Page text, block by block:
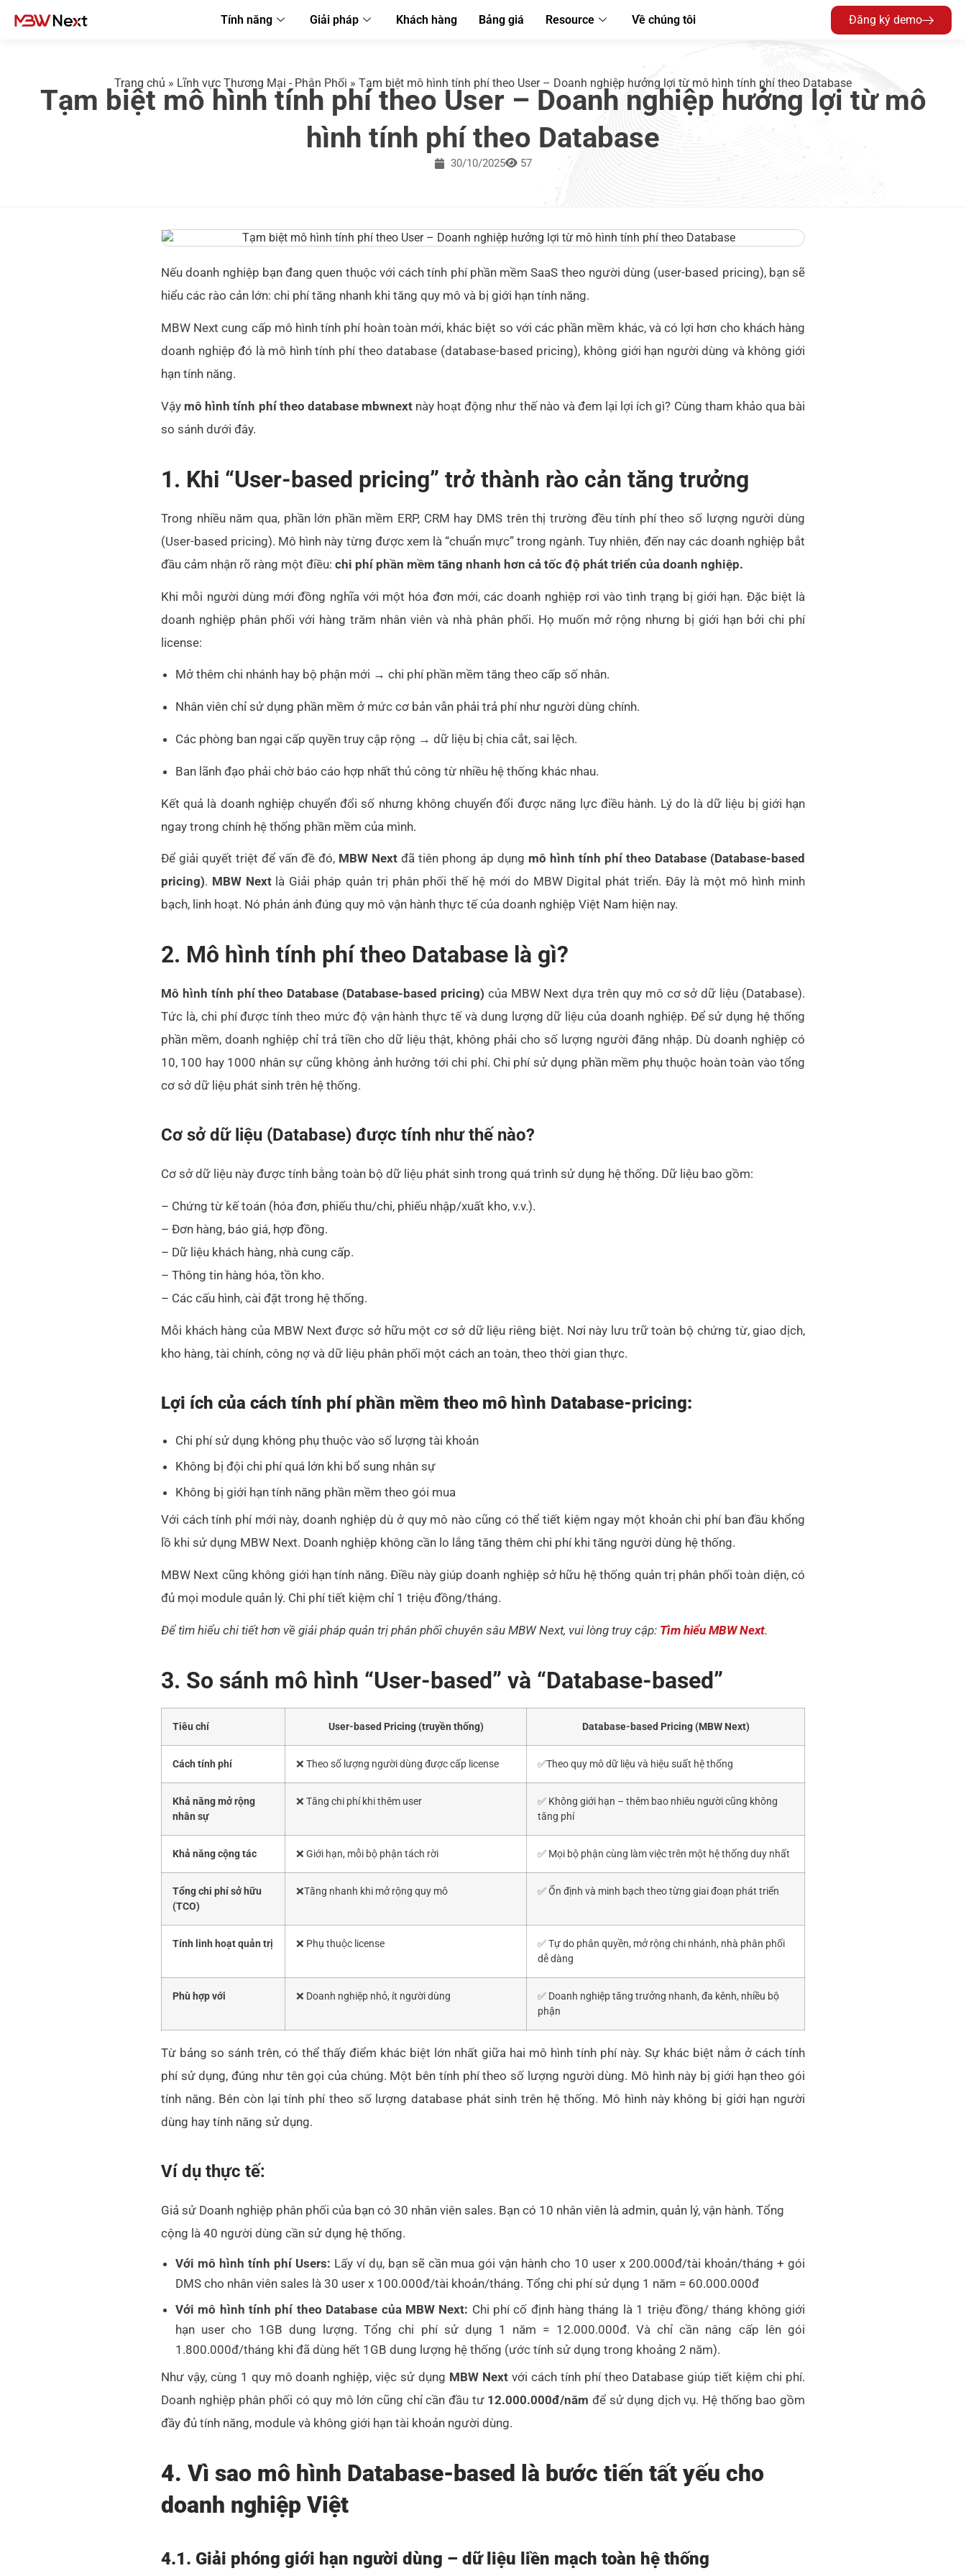
Tính năng Giải pháp Khách hàng Bảng giá Resource Về chúng tôi Đăng ký demo
Trang chủ » Lĩnh vực Thương Mại - Phân Phối » Tạm biệt mô hình tính phí theo User – Doanh nghiệp hưởng lợi từ mô hình tính phí theo Database
Tạm biệt mô hình tính phí theo User – Doanh nghiệp hưởng lợi từ mô
hình tính phí theo Database
30/10/2025 57
Nếu doanh nghiệp bạn đang quen thuộc với cách tính phí phần mềm SaaS theo người dùng (user-based pricing), bạn sẽ
hiểu các rào cản lớn: chi phí tăng nhanh khi tăng quy mô và bị giới hạn tính năng.
MBW Next cung cấp mô hình tính phí hoàn toàn mới, khác biệt so với các phần mềm khác, và có lợi hơn cho khách hàng
doanh nghiệp đó là mô hình tính phí theo database (database-based pricing), không giới hạn người dùng và không giới
hạn tính năng.
Vậy mô hình tính phí theo database mbwnextnày hoạt động như thế nào và đem lại lợi ích gì? Cùng tham khảo qua bài
so sánh dưới đây.
1. Khi “User-based pricing” trở thành rào cản tăng trưởng
Trong nhiều năm qua, phần lớn phần mềm ERP, CRM hay DMS trên thị trường đều tính phí theo số lượng người dùng
(User-based pricing). Mô hình này từng được xem là “chuẩn mực” trong ngành. Tuy nhiên, đến nay các doanh nghiệp bắt
đầu cảm nhận rõ ràng một điều: chi phí phần mềm tăng nhanh hơn cả tốc độ phát triển của doanh nghiệp.
Khi mỗi người dùng mới đồng nghĩa với một hóa đơn mới, các doanh nghiệp rơi vào tình trạng bị giới hạn. Đặc biệt là
doanh nghiệp phân phối với hàng trăm nhân viên và nhà phân phối. Họ muốn mở rộng nhưng bị giới hạn bởi chi phí
license:
Mở thêm chi nhánh hay bộ phận mới → chi phí phần mềm tăng theo cấp số nhân.
Nhân viên chỉ sử dụng phần mềm ở mức cơ bản vẫn phải trả phí như người dùng chính.
Các phòng ban ngại cấp quyền truy cập rộng → dữ liệu bị chia cắt, sai lệch.
Ban lãnh đạo phải chờ báo cáo hợp nhất thủ công từ nhiều hệ thống khác nhau.
Kết quả là doanh nghiệp chuyển đổi số nhưng không chuyển đổi được năng lực điều hành. Lý do là dữ liệu bị giới hạn
ngay trong chính hệ thống phần mềm của mình.
Để giải quyết triệt để vấn đề đó, MBW Next đã tiên phong áp dụng mô hình tính phí theo Database (Database-based
pricing). MBW Nextlà Giải pháp quản trị phân phối thế hệ mới do MBW Digital phát triển. Đây là một mô hình minh
bạch, linh hoạt. Nó phản ánh đúng quy mô vận hành thực tế của doanh nghiệp Việt Nam hiện nay.
2. Mô hình tính phí theo Database là gì?
Mô hình tính phí theo Database (Database-based pricing) của MBW Next dựa trên quy mô cơ sở dữ liệu (Database).
Tức là, chi phí được tính theo mức độ vận hành thực tế và dung lượng dữ liệu của doanh nghiệp. Để sử dụng hệ thống
phần mềm, doanh nghiệp chỉ trả tiền cho dữ liệu thật, không phải cho số lượng người đăng nhập. Dù doanh nghiệp có
10, 100 hay 1000 nhân sự cũng không ảnh hưởng tới chi phí. Chi phí sử dụng phần mềm phụ thuộc hoàn toàn vào tổng
cơ sở dữ liệu phát sinh trên hệ thống.
Cơ sở dữ liệu (Database) được tính như thế nào?
Cơ sở dữ liệu này được tính bằng toàn bộ dữ liệu phát sinh trong quá trình sử dụng hệ thống. Dữ liệu bao gồm:
– Chứng từ kế toán (hóa đơn, phiếu thu/chi, phiếu nhập/xuất kho, v.v.).
– Đơn hàng, báo giá, hợp đồng.
– Dữ liệu khách hàng, nhà cung cấp.
– Thông tin hàng hóa, tồn kho.
– Các cấu hình, cài đặt trong hệ thống.
Mỗi khách hàng của MBW Next được sở hữu một cơ sở dữ liệu riêng biệt. Nơi này lưu trữ toàn bộ chứng từ, giao dịch,
kho hàng, tài chính, công nợ và dữ liệu phân phối một cách an toàn, theo thời gian thực.
Lợi ích của cách tính phí phần mềm theo mô hình Database-pricing:
Chi phí sử dụng không phụ thuộc vào số lượng tài khoản
Không bị đội chi phí quá lớn khi bổ sung nhân sự
Không bị giới hạn tính năng phần mềm theo gói mua
Với cách tính phí mới này, doanh nghiệp dù ở quy mô nào cũng có thể tiết kiệm ngay một khoản chi phí ban đầu khổng
lồ khi sử dụng MBW Next. Doanh nghiệp không cần lo lắng tăng thêm chi phí khi tăng người dùng hệ thống.
MBW Next cũng không giới hạn tính năng. Điều này giúp doanh nghiệp sở hữu hệ thống quản trị phân phối toàn diện, có
đủ mọi module quản lý. Chi phí tiết kiệm chỉ 1 triệu đồng/tháng.
Để tìm hiểu chi tiết hơn về giải pháp quản trị phân phối chuyên sâu MBW Next, vui lòng truy cập: Tìm hiểu MBW Next.
3. So sánh mô hình “User-based” và “Database-based”
Tiêu chí User-based Pricing (truyền thống) Database-based Pricing (MBW Next)
Cách tính phí ❌ Theo số lượng người dùng được cấp license ✅Theo quy mô dữ liệu và hiệu suất hệ thống
Khả năng mở rộng
nhân sự
❌ Tăng chi phí khi thêm user ✅ Không giới hạn – thêm bao nhiêu người cũng không
tăng phí
Khả năng cộng tác ❌ Giới hạn, mỗi bộ phận tách rời ✅ Mọi bộ phận cùng làm việc trên một hệ thống duy nhất
Tổng chi phí sở hữu
(TCO)
❌Tăng nhanh khi mở rộng quy mô ✅Ổn định và minh bạch theo từng giai đoạn phát triển
Tính linh hoạt quản trị ❌ Phụ thuộc license ✅Tự do phân quyền, mở rộng chi nhánh, nhà phân phối
dễ dàng
Phù hợp với ❌ Doanh nghiệp nhỏ, ít người dùng ✅ Doanh nghiệp tăng trưởng nhanh, đa kênh, nhiều bộ
phận
Từ bảng so sánh trên, có thể thấy điểm khác biệt lớn nhất giữa hai mô hình tính phí này. Sự khác biệt nằm ở cách tính
phí sử dụng, đúng như tên gọi của chúng. Một bên tính phí theo số lượng người dùng. Mô hình này bị giới hạn theo gói
tính năng. Bên còn lại tính phí theo số lượng database phát sinh trên hệ thống. Mô hình này không bị giới hạn người
dùng hay tính năng sử dụng.
Ví dụ thực tế:
Giả sử Doanh nghiệp phân phối của bạn có 30 nhân viên sales. Bạn có 10 nhân viên là admin, quản lý, vận hành. Tổng
cộng là 40 người dùng cần sử dụng hệ thống.
Với mô hình tính phí Users: Lấy ví dụ, bạn sẽ cần mua gói vận hành cho 10 user x 200.000đ/tài khoản/tháng + gói
DMS cho nhân viên sales là 30 user x 100.000đ/tài khoản/tháng. Tổng chi phí sử dụng 1 năm = 60.000.000đ
Với mô hình tính phí theo Database của MBW Next: Chi phí cố định hàng tháng là 1 triệu đồng/ tháng không giới
hạn user cho 1GB dung lượng. Tổng chi phí sử dụng 1 năm = 12.000.000đ. Và chỉ cần nâng cấp lên gói
1.800.000đ/tháng khi đã dùng hết 1GB dung lượng hệ thống (ước tính sử dụng trong khoảng 2 năm).
Như vậy, cùng 1 quy mô doanh nghiệp, việc sử dụng MBW Nextvới cách tính phí theo Database giúp tiết kiệm chi phí.
Doanh nghiệp phân phối có quy mô lớn cũng chỉ cần đầu tư 12.000.000đ/năm để sử dụng dịch vụ. Hệ thống bao gồm
đầy đủ tính năng, module và không giới hạn tài khoản người dùng.
4. Vì sao mô hình Database-based là bước tiến tất yếu cho
doanh nghiệp Việt
4.1. Giải phóng giới hạn người dùng – dữ liệu liền mạch toàn hệ thống